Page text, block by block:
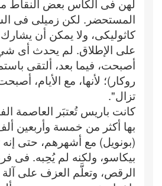
لهن فى الكأس بعض النقاط
المستحضر. لكن زميلى فى
كاثوليكى، ولا يمكن أن
على الإطلاق. لم يحدث أى
أصبحت، فيما بعد، ألتقى
روكار)؛ لأنها، مع الأيام،
تزال".
كانت باريس تُعتبَر العاصمة
بها أكثر من خمسة وأربعين
(بونويل) مع أشهرهم، حتى إنه
بيكاسو، ولكنه لم يُحِبه. فى
الرقص، وتعلَّم العزف على آلة